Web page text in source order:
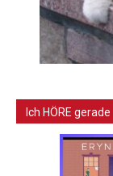
Ich HÖRE gerade